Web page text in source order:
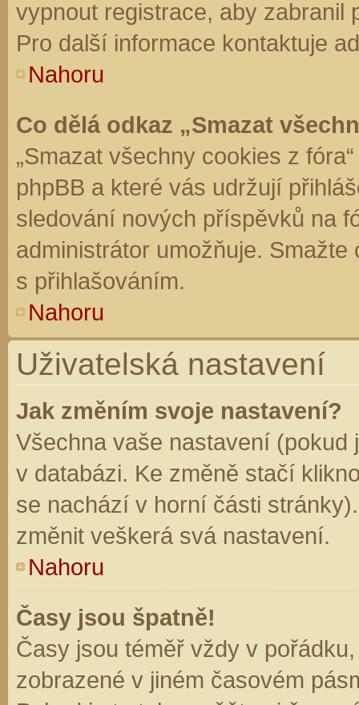
vypnout registrace, aby zabranil
Pro další informace kontaktuje
Nahoru
Co dělá odkaz „Smazat
„Smazat všechny cookies z
phpBB a které vás udržují
sledování nových příspěvků na
administrátor umožňuje.
s přihlašováním.
Nahoru
Uživatelská nastavení
Jak změním svoje nastavení?
Všechna vaše nastavení (pokud
v databázi. Ke změně stačí
se nachází v horní části
změnit veškerá svá nastavení.
Nahoru
Časy jsou špatně!
Časy jsou téměř vždy v
zobrazené v jiném časovém